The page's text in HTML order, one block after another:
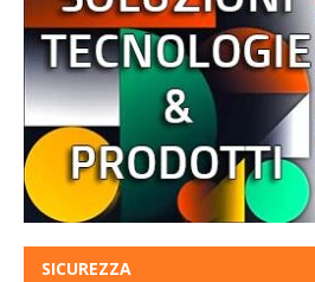
SICUREZZA